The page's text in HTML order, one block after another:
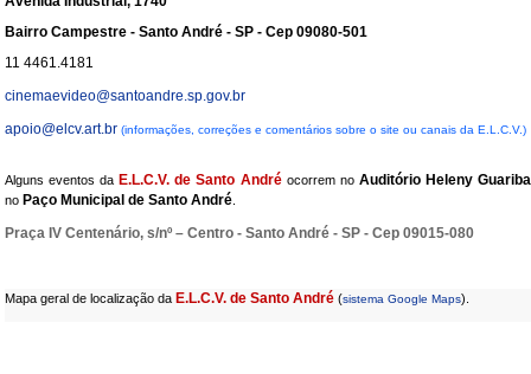
Bairro Campestre - Santo André - SP - Cep 09080-501
11 4461.4181
cinemaevideo@santoandre.sp.gov.br
apoio@elcv.art.br (informações, correções e comentários sobre o site ou canais da E.L.C.V.)
Alguns eventos da E.L.C.V. de Santo Andréocorrem no Auditório Heleny Guariba
no Paço Municipal de Santo André
Praça IV Centenário, s/nº – Centro - Santo André - SP - Cep 09015-080
Mapa geral de localização da E.L.C.V. de Santo André (sistema Google Maps).